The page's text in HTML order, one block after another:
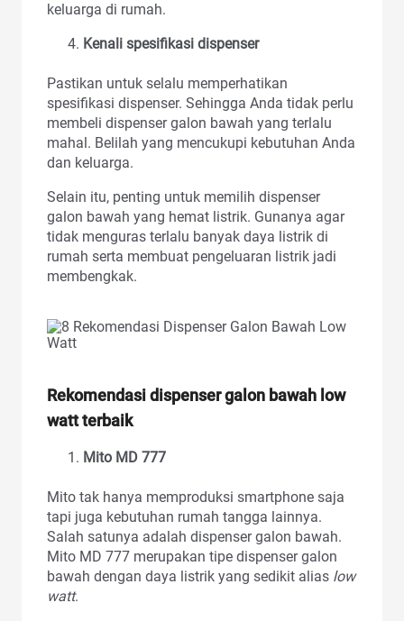
keluarga di rumah.
Kenali spesifikasi dispenser
Pastikan untuk selalu memperhatikan
spesifikasi dispenser. Sehingga Anda tidak perlu
membeli dispenser galon bawah yang terlalu
mahal. Belilah yang mencukupi kebutuhan Anda
dan keluarga.
Selain itu, penting untuk memilih dispenser
galon bawah yang hemat listrik. Gunanya agar
tidak menguras terlalu banyak daya listrik di
rumah serta membuat pengeluaran listrik jadi
membengkak.
Rekomendasi dispenser galon bawah low
watt terbaik
Mito MD 777
Mito tak hanya memproduksi smartphone saja
tapi juga kebutuhan rumah tangga lainnya.
Salah satunya adalah dispenser galon bawah.
Mito MD 777 merupakan tipe dispenser galon
bawah dengan daya listrik yang sedikit alias low
watt.